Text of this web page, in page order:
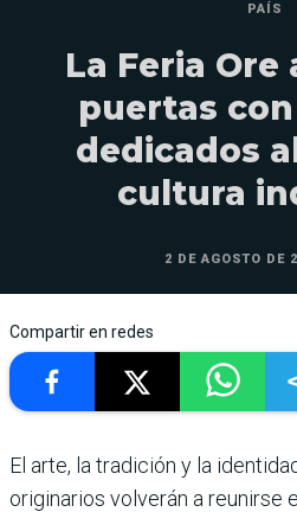
PAÍS
La Feria Ore
puertas
dedicados
cultura
2 DE AGOSTO DE
Compartir en redes
El arte, la tradición y la
originarios volverán a reunirse